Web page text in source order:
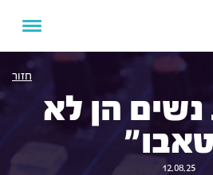
חזור
נשים הן לא
12.08.25